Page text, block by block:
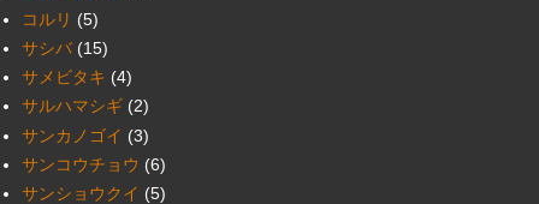
コルリ (5)
サシバ (15)
サメビタキ (4)
サルハマシギ (2)
サンカノゴイ (3)
サンコウチョウ (6)
サンショウクイ (5)